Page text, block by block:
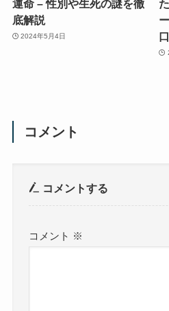
運命 – 性別や生死の謎を徹
底解説
2024年5月4日
コメント
コメントする
コメント ※